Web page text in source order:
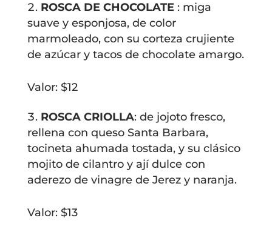
ROSCA DE CHOCOLATE: miga
suave y esponjosa, de color
marmoleado, con su corteza crujiente
de azúcar y tacos de chocolate amargo.
Valor: $12
ROSCA CRIOLLA: de jojoto fresco,
rellena con queso Santa Barbara,
tocineta ahumada tostada, y su clásico
mojito de cilantro y ají dulce con
aderezo de vinagre de Jerez y naranja.
Valor: $13